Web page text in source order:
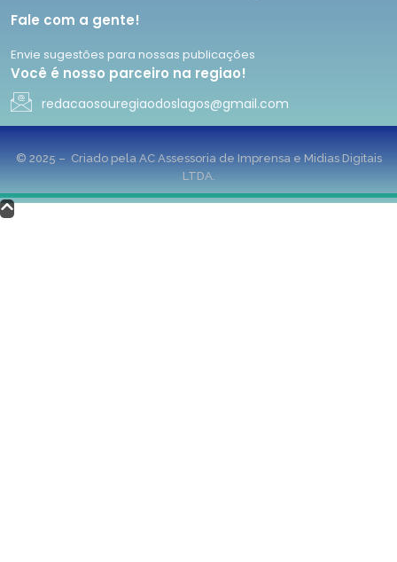
Fale com a gente!
Envie sugestões para nossas publicações
Você é nosso parceiro na regiao!
redacaosouregiaodoslagos@gmail.com
© 2025 – Criado pela AC Assessoria de Imprensa e Midias Digitais
LTDA.